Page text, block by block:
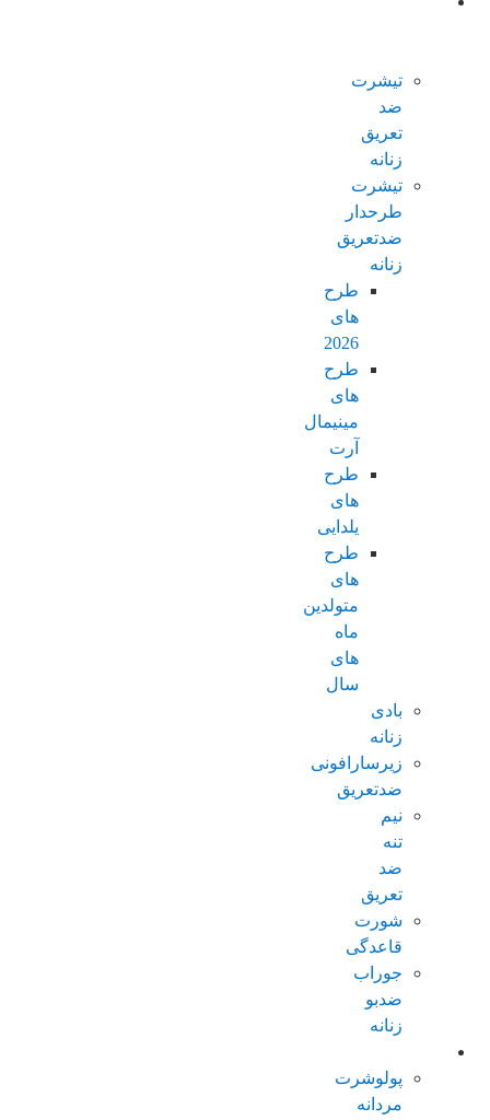
تیشرت
ضد
تعریق
زنانه
تیشرت
طرحدار
ضدتعریق
زنانه
طرح
های
2026
طرح
های
مینیمال
آرت
طرح
های
یلدایی
طرح
های
متولدین
ماه
های
سال
بادی
زنانه
زیرسارافونی
ضدتعریق
نیم
تنه
ضد
تعریق
شورت
قاعدگی
جوراب
ضدبو
زنانه
پولوشرت
مردانه